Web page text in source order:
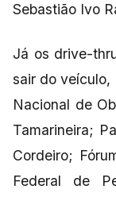
Sebastião Ivo
Já os drive-
sair do veículo,
Nacional de
Tamarineira;
Cordeiro;
Federal de